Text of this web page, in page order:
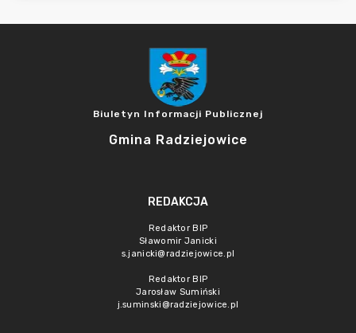
Biuletyn Informacji Publicznej
Gmina Radziejowice
REDAKCJA
Redaktor BIP
Sławomir Janicki
s.janicki@radziejowice.pl
Redaktor BIP
Jarosław Sumiński
j.suminski@radziejowice.pl